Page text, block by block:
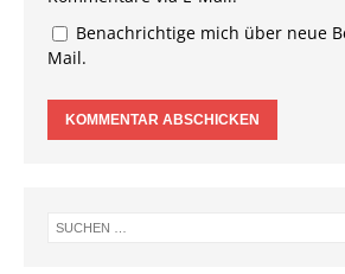
Benachrichtige mich über neue
Mail.